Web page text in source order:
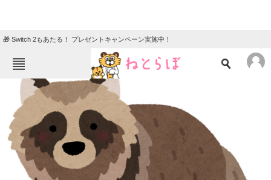
🎁 Switch 2もあたる！ プレゼントキャンペーン実施中！
ねとらぼメニュー
TOP
エンタメ クイズ
グルメ 地域
住まい 教育・育児